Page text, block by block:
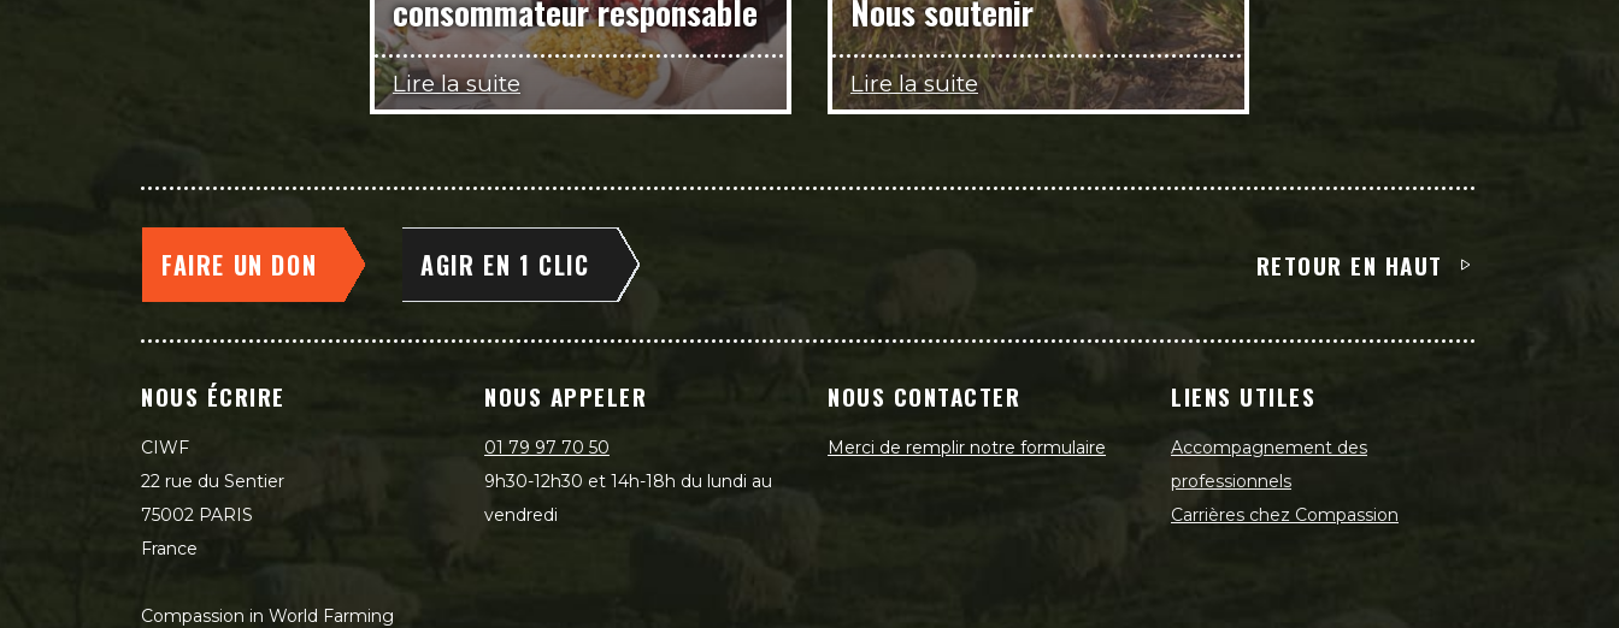
consommateur responsable
Lire la suite
Nous soutenir
Lire la suite
FAIRE UN DON AGIR EN 1 CLIC RETOUR EN HAUT
NOUS ÉCRIRE
CIWF
22 rue du Sentier
75002 PARIS
France
Compassion in World Farming
NOUS APPELER
01 79 97 70 50
9h30-12h30 et 14h-18h du lundi au
vendredi
NOUS CONTACTER
Merci de remplir notre formulaire
LIENS UTILES
Accompagnement des
professionnels
Carrières chez Compassion